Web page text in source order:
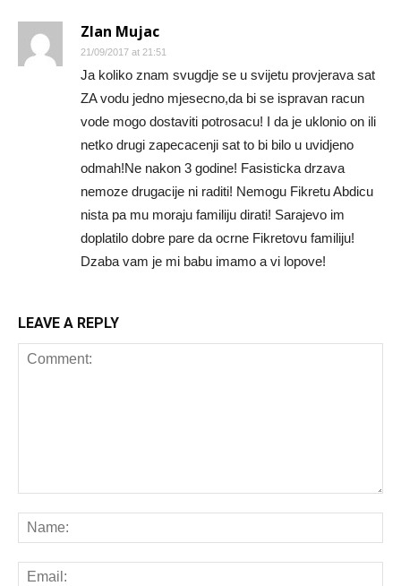
Zlan Mujac
21/09/2017 at 21:51
Ja koliko znam svugdje se u svijetu provjerava sat
ZA vodu jedno mjesecno,da bi se ispravan racun
vode mogo dostaviti potrosacu! I da je uklonio on ili
netko drugi zapecacenji sat to bi bilo u uvidjeno
odmah!Ne nakon 3 godine! Fasisticka drzava
nemoze drugacije ni raditi! Nemogu Fikretu Abdicu
nista pa mu moraju familiju dirati! Sarajevo im
doplatilo dobre pare da ocrne Fikretovu familiju!
Dzaba vam je mi babu imamo a vi lopove!
LEAVE A REPLY